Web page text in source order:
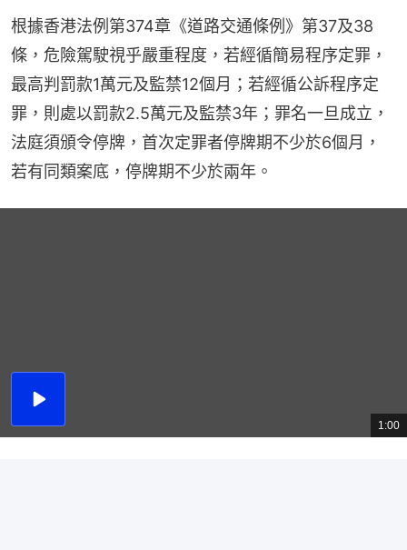
根據香港法例第374章《道路交通條例》第37及38
條，危險駕駛視乎嚴重程度，若經循簡易程序定罪，
最高判罰款1萬元及監禁12個月；若經循公訴程序定
罪，則處以罰款2.5萬元及監禁3年；罪名一旦成立，
法庭須頒令停牌，首次定罪者停牌期不少於6個月，
若有同類案底，停牌期不少於兩年。
播
總
共
1:00